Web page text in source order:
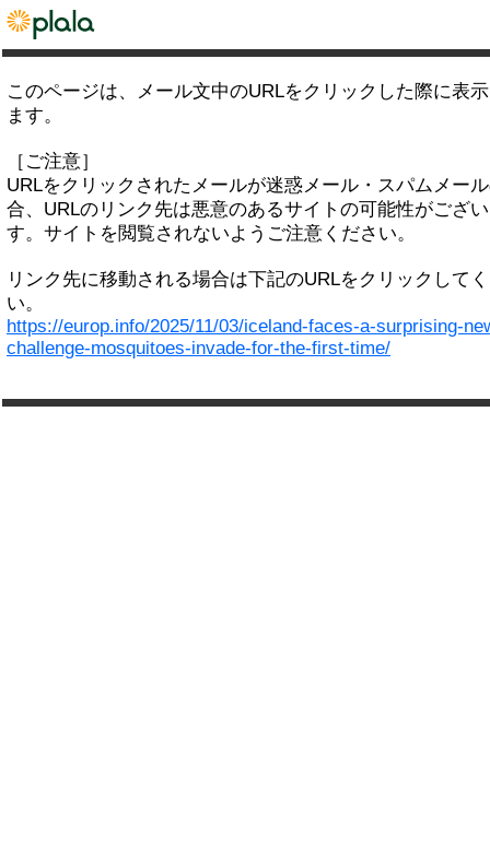
このページは、メール文中のURLをクリックした際に表
ます。
［ご注意］
URLをクリックされたメールが迷惑メール・スパムメー
合、URLのリンク先は悪意のあるサイトの可能性がござ
す。サイトを閲覧されないようご注意ください。
リンク先に移動される場合は下記のURLをクリックして
い。
https://europ.info/2025/11/03/iceland-faces-a-surprising-
challenge-mosquitoes-invade-for-the-first-time/